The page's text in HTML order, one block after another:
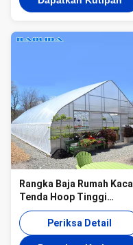
Rangka Baja Rumah Kaca
Tenda Hoop Tinggi
Pertanian Untuk
Pertumbuhan Tomat
Periksa Detail